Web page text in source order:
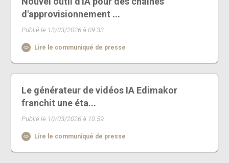
d'approvisionnement ...
Publié le 13/03/2026 à 09:33
Lire le communiqué de presse
Le générateur de vidéos IA Edimakor
franchit une éta...
Publié le 10/03/2026 à 10:59
Lire le communiqué de presse